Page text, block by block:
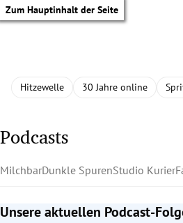
Zum Hauptinhalt der Seite
Hitzewelle 30 Jahre online
Podcasts
MilchbarDunkle SpurenStudio Kurier
Unsere aktuellen Podcast-
Slide 1 von 5